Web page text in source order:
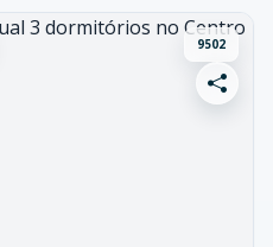
9502